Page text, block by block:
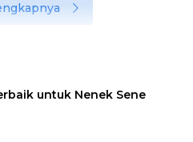
untuk Nenek Sene